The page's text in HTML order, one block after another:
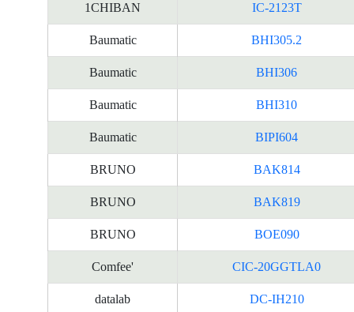
1CHIBAN IC-2123T
Baumatic BHI305.2
Baumatic BHI306
Baumatic BHI310
Baumatic BIPI604
BRUNO BAK814
BRUNO BAK819
BRUNO BOE090
Comfee' CIC-20GGTLA0
datalab DC-IH210